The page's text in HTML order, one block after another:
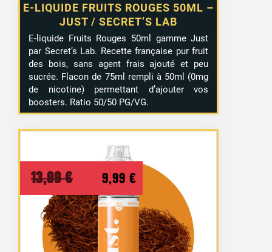
E-LIQUIDE FRUITS ROUGES 50ML –
JUST / SECRET’S LAB
E-liquide Fruits Rouges 50ml gamme Just
par Secret’s Lab. Recette française pur fruit
des bois, sans agent frais ajouté et peu
sucrée. Flacon de 75ml rempli à 50ml (0mg
de nicotine) permettant d’ajouter vos
boosters. Ratio 50/50 PG/VG.
13,99€
Le
prix
initial
était :
9,99 €
prix
actuel
est :